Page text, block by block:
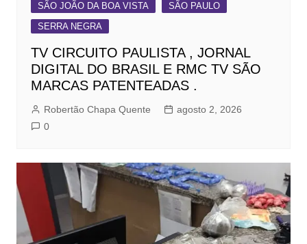
SÃO JOÃO DA BOA VISTA
SÃO PAULO
SERRA NEGRA
TV CIRCUITO PAULISTA , JORNAL
DIGITAL DO BRASIL E RMC TV SÃO
MARCAS PATENTEADAS .
Robertão Chapa Quente
agosto 2, 2026
0